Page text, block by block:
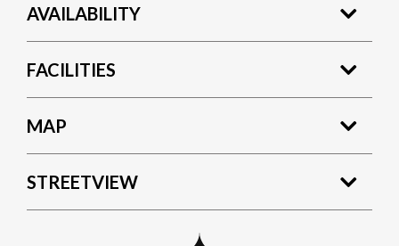
AVAILABILITY
FACILITIES
MAP
STREETVIEW